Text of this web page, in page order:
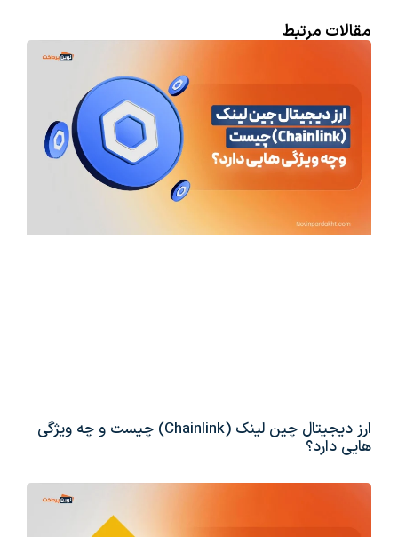
مقالات مرتبط
ارز دیجیتال چین لینک (Chainlink) چیست و چه ویژگی
هایی دارد؟